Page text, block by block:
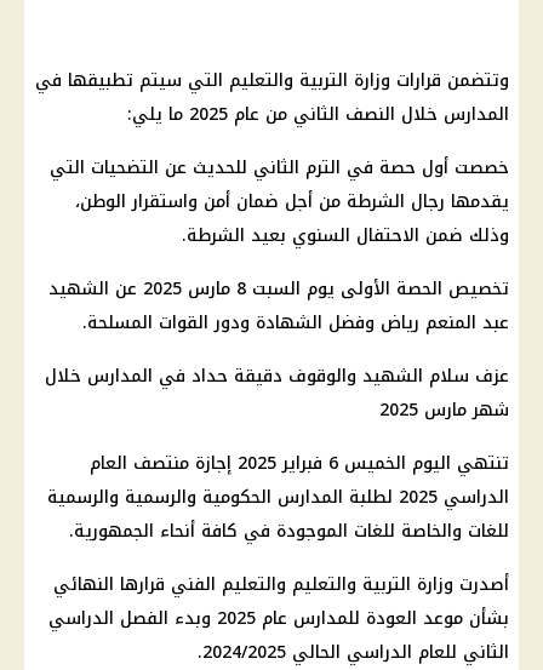
وتتضمن قرارات وزارة التربية والتعليم التي سيتم تطبيقها في
المدارس خلال النصف الثاني من عام 2025 ما يلي:
خصصت أول حصة في الترم الثاني للحديث عن التضحيات التي
يقدمها رجال الشرطة من أجل ضمان أمن واستقرار الوطن،
وذلك ضمن الاحتفال السنوي بعيد الشرطة.
تخصيص الحصة الأولى يوم السبت 8 مارس 2025 عن الشهيد
عبد المنعم رياض وفضل الشهادة ودور القوات المسلحة.
عزف سلام الشهيد والوقوف دقيقة حداد في المدارس خلال
شهر مارس 2025
تنتهي اليوم الخميس 6 فبراير 2025 إجازة منتصف العام
الدراسي 2025 لطلبة المدارس الحكومية والرسمية والرسمية
للغات والخاصة للغات الموجودة في كافة أنحاء الجمهورية.
أصدرت وزارة التربية والتعليم والتعليم الفني قرارها النهائي
بشأن موعد العودة للمدارس عام 2025 وبدء الفصل الدراسي
الثاني للعام الدراسي الحالي 2024/2025.